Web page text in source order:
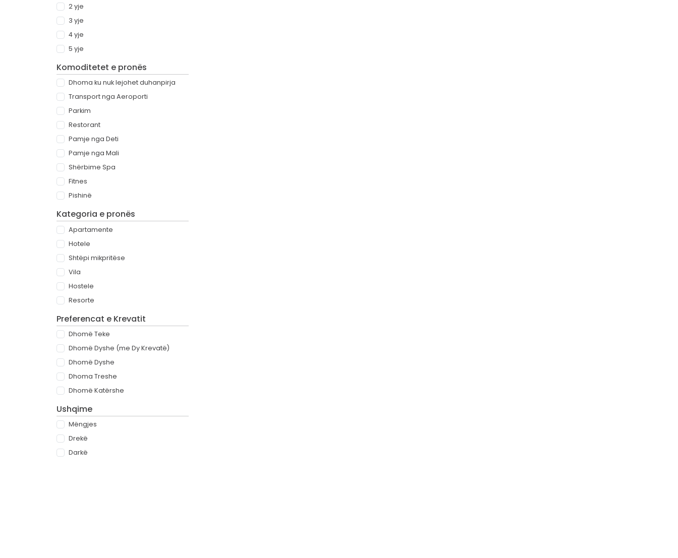
2 yje
3 yje
4 yje
5 yje
Komoditetet e pronës
Dhoma ku nuk lejohet duhanpirja
Transport nga Aeroporti
Parkim
Restorant
Pamje nga Deti
Pamje nga Mali
Shërbime Spa
Fitnes
Pishinë
Kategoria e pronës
Apartamente
Hotele
Shtëpi mikpritëse
Vila
Hostele
Resorte
Preferencat e Krevatit
Dhomë Teke
Dhomë Dyshe (me Dy Krevatë)
Dhomë Dyshe
Dhoma Treshe
Dhomë Katërshe
Ushqime
Mëngjes
Drekë
Darkë